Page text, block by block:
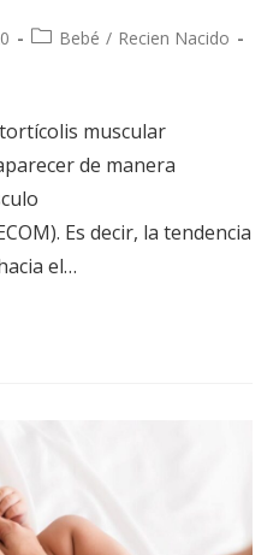
Bebé / Recien Nacido
muscular
de manera
Es decir, la tendencia
el…